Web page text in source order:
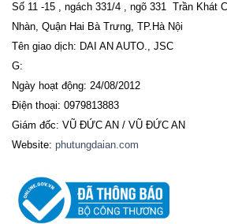
Số 11 -15 , ngách 331/4 , ngõ 331 Trần Khát
Nhàn, Quận Hai Bà Trưng, TP.Hà Nội
Tên giao dịch: DAI AN AUTO., JSC
G:
Ngày hoạt động: 24/08/2012
Điện thoại: 0979813883
Giám đốc: VŨ ĐỨC AN / VŨ ĐỨC AN
Website: phutungdaian.com